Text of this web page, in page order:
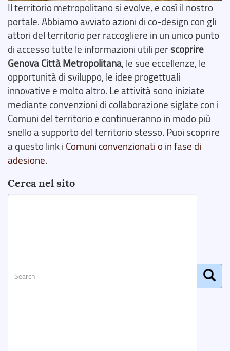
Il territorio metropolitano si evolve, e così il nostro
portale. Abbiamo avviato azioni di co-design con gli
attori del territorio per raccogliere in un unico punto
di accesso tutte le informazioni utili perscoprire
Genova Città Metropolitana, le sue eccellenze, le
opportunità di sviluppo, le idee progettuali
innovative e molto altro. Le attività sono iniziate
mediante convenzioni di collaborazione siglate con i
Comuni del territorio e continueranno in modo più
snello a supporto del territorio stesso. Puoi scoprire
a questo link i Comuni convenzionati o in fase di
adesione.
Cerca nel sito